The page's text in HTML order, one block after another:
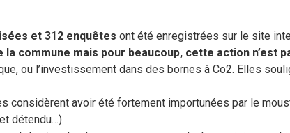
et 312 enquêtes ont été enregistrées sur le site
commune mais pour beaucoup, cette action n’est
ou l’investissement dans des bornes à Co2. Elles
considèrent avoir été fortement importunées par le
détendu…).